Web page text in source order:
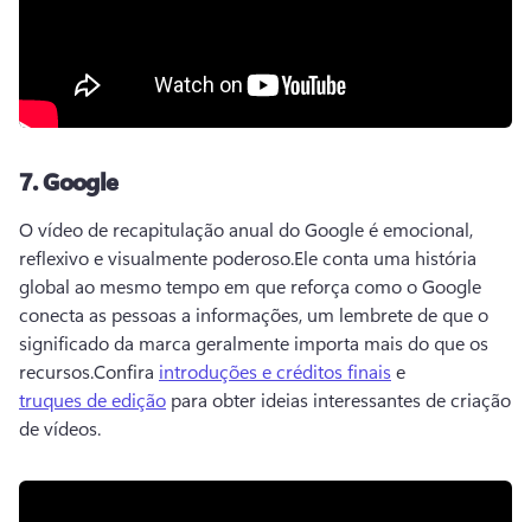
7.Google
O vídeo de recapitulação anual do Google é emocional,
reflexivo e visualmente poderoso.Ele conta uma história
global ao mesmo tempo em que reforça como o Google
conecta as pessoas a informações, um lembrete de que o
significado da marca geralmente importa mais do que os
recursos.Confira introduções e créditos finais e
truques de edição para obter ideias interessantes de criação
de vídeos.